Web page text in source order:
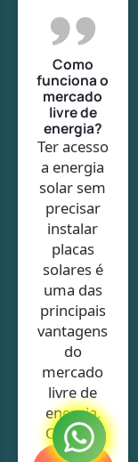
Como
funciona o
mercado
livre de
energia?
Ter acesso
a energia
solar sem
precisar
instalar
placas
solares é
uma das
principais
vantagens
do
mercado
livre de
energia.
Confira!